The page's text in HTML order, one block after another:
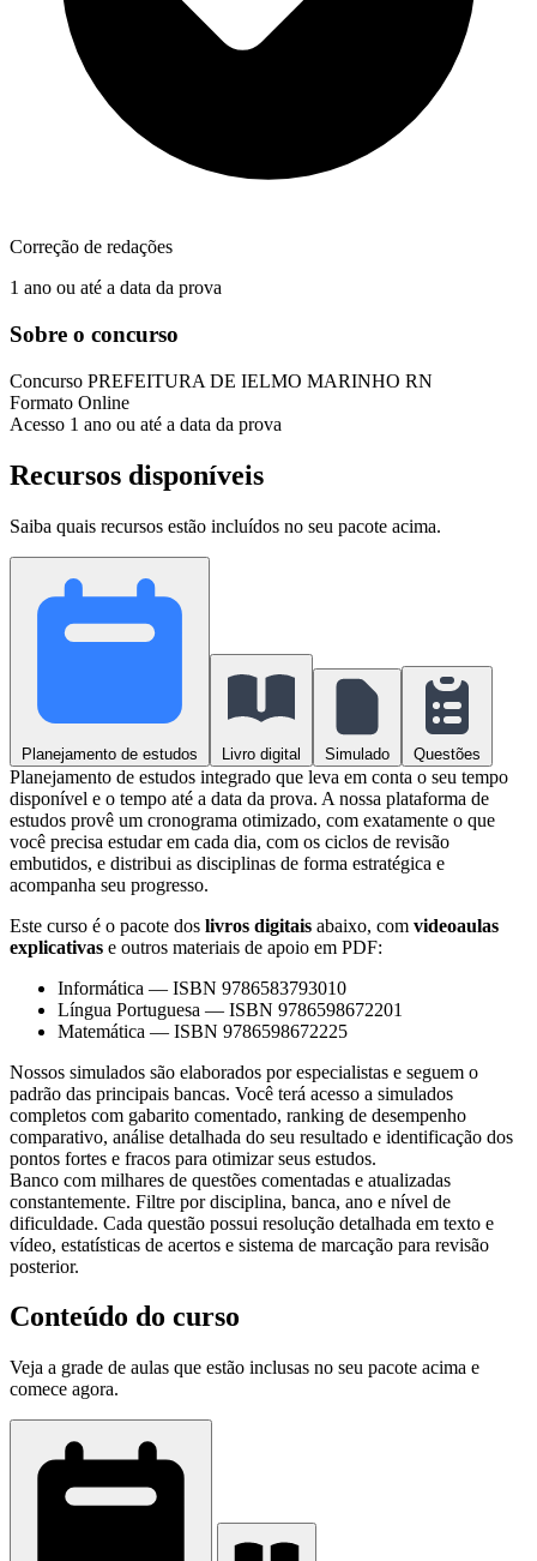
Correção de redações
1 ano ou até a data da prova
Sobre o concurso
Concurso PREFEITURA DE IELMO MARINHO RN
Formato Online
Acesso 1 ano ou até a data da prova
Recursos disponíveis
Saiba quais recursos estão incluídos no seu pacote acima.
Planejamento de estudos Livro digital Simulado Questões
Planejamento de estudos integrado que leva em conta o seu tempo
disponível e o tempo até a data da prova. A nossa plataforma de
estudos provê um cronograma otimizado, com exatamente o que
você precisa estudar em cada dia, com os ciclos de revisão
embutidos, e distribui as disciplinas de forma estratégica e
acompanha seu progresso.
Este curso é o pacote dos livros digitais abaixo, com videoaulas
explicativas e outros materiais de apoio em PDF:
Informática — ISBN 9786583793010
Língua Portuguesa — ISBN 9786598672201
Matemática — ISBN 9786598672225
Nossos simulados são elaborados por especialistas e seguem o
padrão das principais bancas. Você terá acesso a simulados
completos com gabarito comentado, ranking de desempenho
comparativo, análise detalhada do seu resultado e identificação dos
pontos fortes e fracos para otimizar seus estudos.
Banco com milhares de questões comentadas e atualizadas
constantemente. Filtre por disciplina, banca, ano e nível de
dificuldade. Cada questão possui resolução detalhada em texto e
vídeo, estatísticas de acertos e sistema de marcação para revisão
posterior.
Conteúdo do curso
Veja a grade de aulas que estão inclusas no seu pacote acima e
comece agora.